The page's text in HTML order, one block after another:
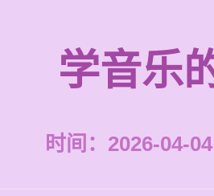
学音乐
时间：2026-04-